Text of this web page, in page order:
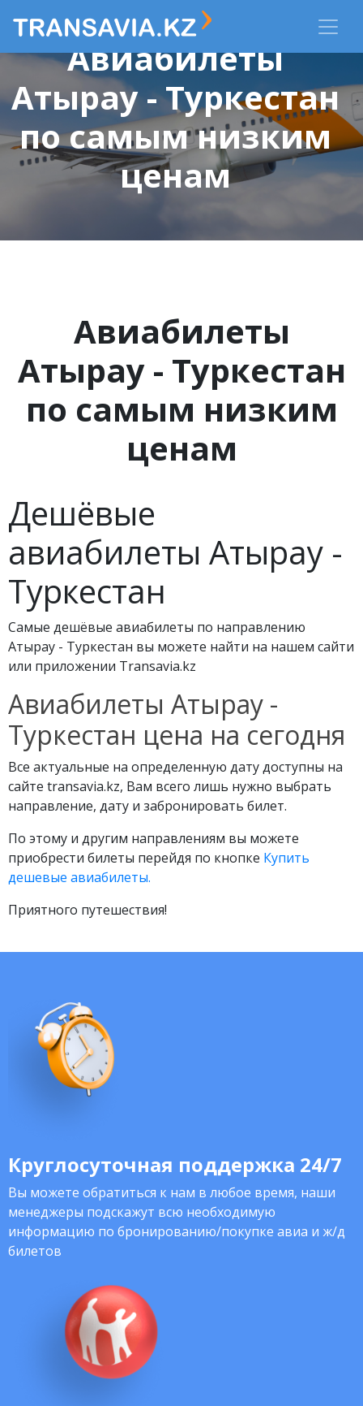
Авиабилеты
Атырау - Туркестан
по самым низким
ценам
Авиабилеты
Атырау - Туркестан
по самым низким
ценам
Дешёвые
авиабилеты Атырау -
Туркестан
Самые дешёвые авиабилеты по направлению
Атырау - Туркестан вы можете найти на нашем сайти
или приложении Transavia.kz
Авиабилеты Атырау -
Туркестан цена на сегодня
Все актуальные на определенную дату доступны на
сайте transavia.kz, Вам всего лишь нужно выбрать
направление, дату и забронировать билет.
По этому и другим направлениям вы можете
приобрести билеты перейдя по кнопке Купить
дешевые авиабилеты.
Приятного путешествия!
Круглосуточная поддержка 24/7
Вы можете обратиться к нам в любое время, наши
менеджеры подскажут всю необходимую
информацию по бронированию/покупке авиа и ж/д
билетов